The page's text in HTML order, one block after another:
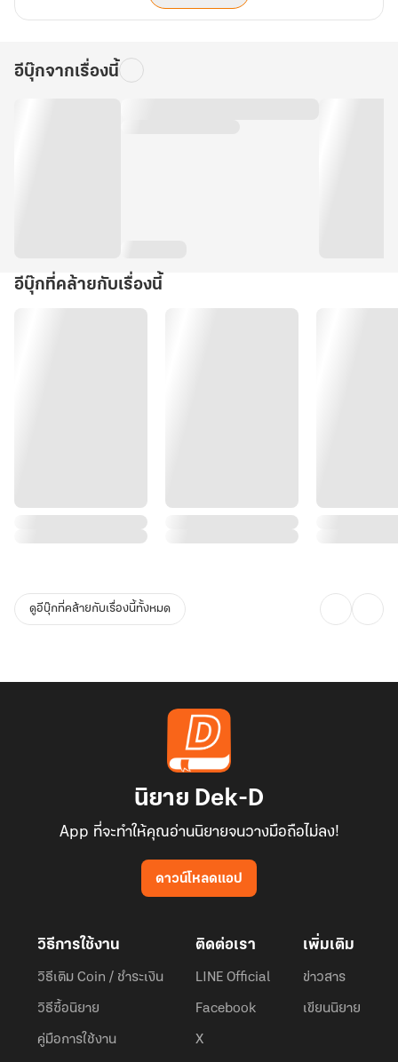
อีบุ๊กจากเรื่องนี้
อีบุ๊กที่คล้ายกับเรื่องนี้
ดูอีบุ๊กที่คล้ายกับเรื่องนี้ทั้งหมด
นิยาย Dek-D
App ที่จะทำให้คุณอ่านนิยายจนวางมือถือไม่ลง!
ดาวน์โหลดแอป
วิธีการใช้งาน
วิธีเติม Coin / ชำระเงิน
วิธีซื้อนิยาย
คู่มือการใช้งาน
ติดต่อเรา
LINE Official
Facebook
X
เพิ่มเติม
ข่าวสาร
เขียนนิยาย